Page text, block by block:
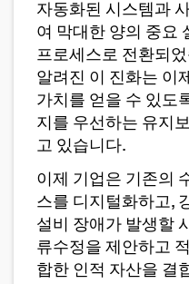
자동화된 시스템과
여 막대한 양의 중요
프로세스로 전환되
알려진 이 진화는 이
가치를 얻을 수 있도
지를 우선하는 유지
고 있습니다.
이제 기업은 기존의
스를 디지털화하고,
설비 장애가 발생할
류수정을 제안하고
합한 인적 자산을 결